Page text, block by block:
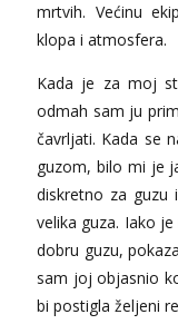
mrtvih. Većinu
klopa i atmosfera.
Kada je za moj
odmah sam ju
čavrljati. Kada se
guzom, bilo mi je
diskretno za
velika guza. Iako
dobru guzu,
sam joj objasnio
bi postigla željeni